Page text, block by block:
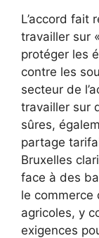
L’accord fait
travailler sur
protéger les
contre les
secteur de
travailler sur
sûres,
partage
Bruxelles
face à des
le commerce
agricoles, y
exigences